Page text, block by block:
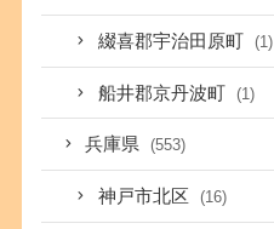
綴喜郡宇治田原町 (1)
船井郡京丹波町 (1)
兵庫県 (553)
神戸市北区 (16)